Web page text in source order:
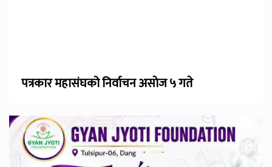
पत्रकार महासंघको निर्वाचन असाेज ५ गते